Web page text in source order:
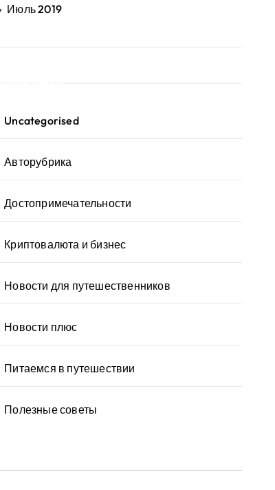
Июль 2019
Uncategorised
Авторубрика
Достопримечательности
Криптовалюта и бизнес
Новости для путешественников
Новости плюс
Питаемся в путешествии
Полезные советы